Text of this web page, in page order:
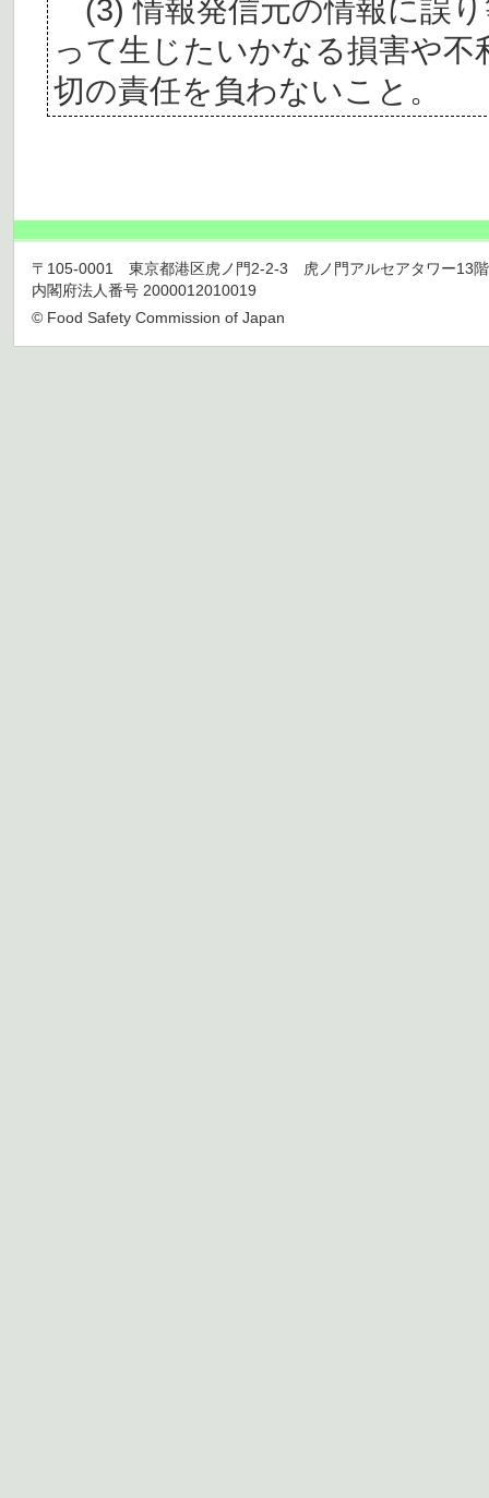
(3) 情報発信元の情報に誤
って生じたいかなる損害や
切の責任を負わないこと。
〒105-0001 東京都港区虎ノ門2-2-3 虎ノ門アルセアタワー13
内閣府法人番号 2000012010019
© Food Safety Commission of Japan